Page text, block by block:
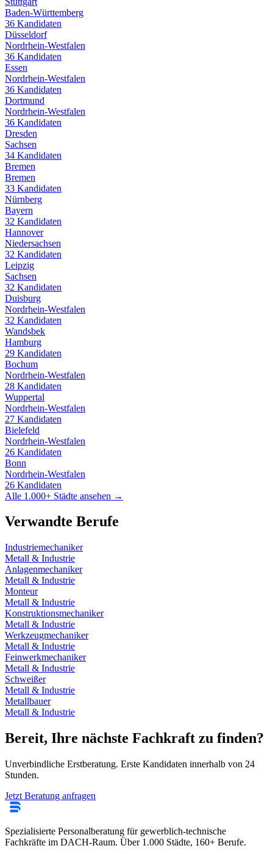
Baden-Württemberg
36 Kandidaten
Düsseldorf
Nordrhein-Westfalen
36 Kandidaten
Essen
Nordrhein-Westfalen
36 Kandidaten
Dortmund
Nordrhein-Westfalen
36 Kandidaten
Dresden
Sachsen
34 Kandidaten
Bremen
Bremen
33 Kandidaten
Nürnberg
Bayern
32 Kandidaten
Hannover
Niedersachsen
32 Kandidaten
Leipzig
Sachsen
32 Kandidaten
Duisburg
Nordrhein-Westfalen
32 Kandidaten
Wandsbek
Hamburg
29 Kandidaten
Bochum
Nordrhein-Westfalen
28 Kandidaten
Wuppertal
Nordrhein-Westfalen
27 Kandidaten
Bielefeld
Nordrhein-Westfalen
26 Kandidaten
Bonn
Nordrhein-Westfalen
26 Kandidaten
Alle 1.000+ Städte ansehen →
Verwandte Berufe
Industriemechaniker
Metall & Industrie
Anlagenmechaniker
Metall & Industrie
Monteur
Metall & Industrie
Konstruktionsmechaniker
Metall & Industrie
Werkzeugmechaniker
Metall & Industrie
Feinwerkmechaniker
Metall & Industrie
Schweißer
Metall & Industrie
Metallbauer
Metall & Industrie
Bereit, Ihre nächste Fachkraft zu finden?
Unverbindliche Erstberatung. Erste Kandidaten innerhalb von 24
Stunden.
Jetzt Beratung anfragen
Spezialisierte Personalberatung für gewerblich-technische
Fachkräfte im DACH-Raum. Über 1.000 Städte, 160+ Berufe.